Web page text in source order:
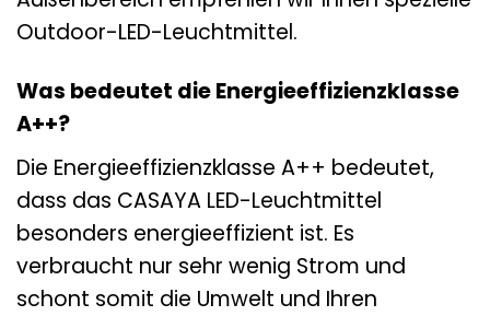
Outdoor-LED-Leuchtmittel.
Was bedeutet die Energieeffizienzklasse
A++?
Die Energieeffizienzklasse A++ bedeutet,
dass das CASAYA LED-Leuchtmittel
besonders energieeffizient ist. Es
verbraucht nur sehr wenig Strom und
schont somit die Umwelt und Ihren